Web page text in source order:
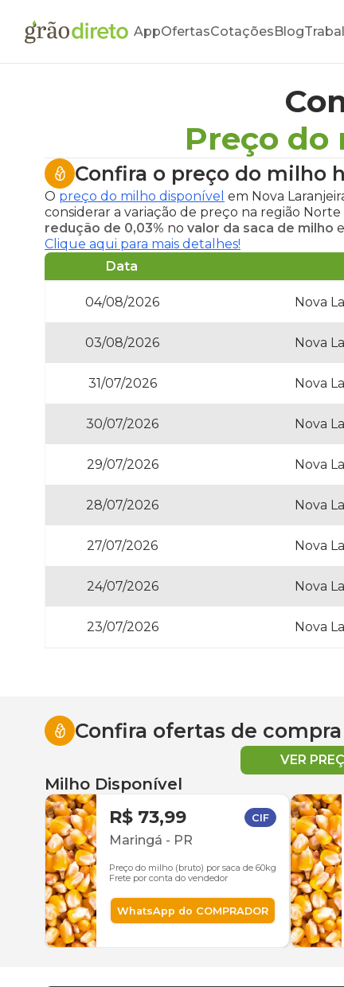
AppOfertasCotaçõesBlog
Preço do
Confira o preço do milho
O preço do milho disponível em Nova
considerar a variação de preço na região
redução de 0,03% no valor da saca de milho
Clique aqui para mais detalhes!
Data
04/08/2026 Nova
03/08/2026 Nova
31/07/2026 Nova
30/07/2026 Nova
29/07/2026 Nova
28/07/2026 Nova
27/07/2026 Nova
24/07/2026 Nova
23/07/2026 Nova
Confira ofertas de
VER
Milho Disponível
R$ 73,99 CIF
Maringá - PR
Preço do milho (bruto) por saca de 60kg
Frete por conta do vendedor
WhatsApp do COMPRADOR